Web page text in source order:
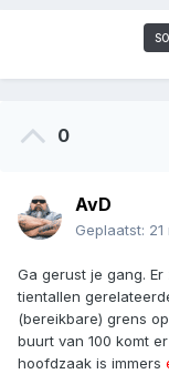
0
AvD
Geplaatst:
Ga gerust je gang.
tientallen
(bereikbare) grens
buurt van 100 komt
hoofdzaak is immers